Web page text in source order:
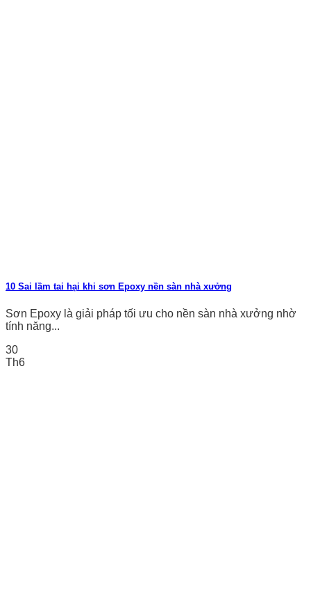
10 Sai lầm tai hại khi sơn Epoxy nền sàn nhà xưởng
Sơn Epoxy là giải pháp tối ưu cho nền sàn nhà xưởng nhờ
tính năng...
30
Th6